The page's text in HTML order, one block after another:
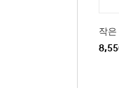
작